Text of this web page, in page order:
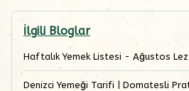
İlgili Bloglar
Haftalık Yemek Listesi - Ağustos
Denizci Yemeği Tarifi | Domatesli